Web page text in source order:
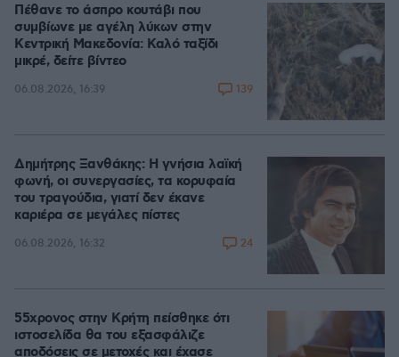
Πέθανε το άσπρο κουτάβι που
συμβίωνε με αγέλη λύκων στην
Κεντρική Μακεδονία: Καλό ταξίδι
μικρέ, δείτε βίντεο
06.08.2026, 16:39 139
Δημήτρης Ξανθάκης: Η γνήσια λαϊκή
φωνή, οι συνεργασίες, τα κορυφαία
του τραγούδια, γιατί δεν έκανε
καριέρα σε μεγάλες πίστες
06.08.2026, 16:32 24
55χρονος στην Κρήτη πείσθηκε ότι
ιστοσελίδα θα του εξασφάλιζε
αποδόσεις σε μετοχές και έχασε